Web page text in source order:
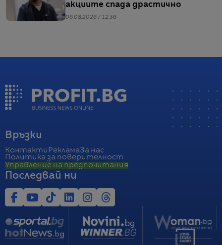
акциите спада драстично
06.08.2026 / 12:36
Връзки
Контакти РекламаЗа нас
Политика за поверителност
Управление на предпочитания
Последвай ни